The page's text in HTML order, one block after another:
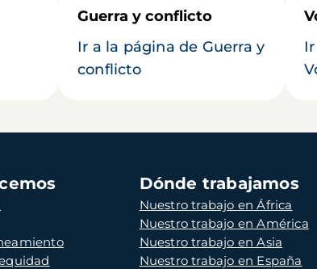
Guerra y conflicto
Ir a la página de Guerra y
conflicto
Dónde trabajamos
Nuestro trabajo en África
Nuestro trabajo en América
Nuestro trabajo en Asia
Nuestro trabajo en España